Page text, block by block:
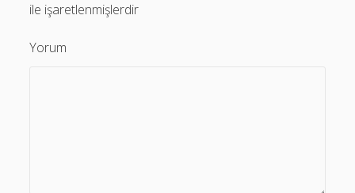
ile işaretlenmişlerdir
Yorum